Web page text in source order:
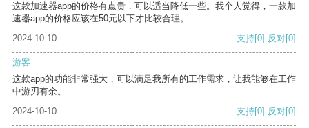
这款加速器app的价格有点贵，可以适当降低一些。我个人觉得，一款加
速器app的价格应该在50元以下才比较合理。
2024-10-10
支持[0] 反对[0]
游客
这款app的功能非常强大，可以满足我所有的工作需求，让我能够在工作
中游刃有余。
2024-10-10
支持[0] 反对[0]